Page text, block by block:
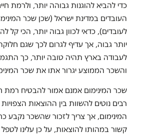
כדי להביא להוגנות גבוהה יותר, ולרמת
העובדים במדינת ישראל (שכן שכר
לעובדים), כדאי לכוון גבוה יותר, הכי קל
יותר גבוה, אך עדיף לגרום לכך שגם
לעבודה בארץ תהיה טובה יותר, כך
והשכר הממוצע יגרור אתו את שכר
שכר המינימום אמנם אמור להבטיח רמת
רבים נוטים להשוות בין ההוצאות
המינימום, אך צריך לזכור שהשכר נקבע
קשור במהותו להוצאות, על כן עלינו